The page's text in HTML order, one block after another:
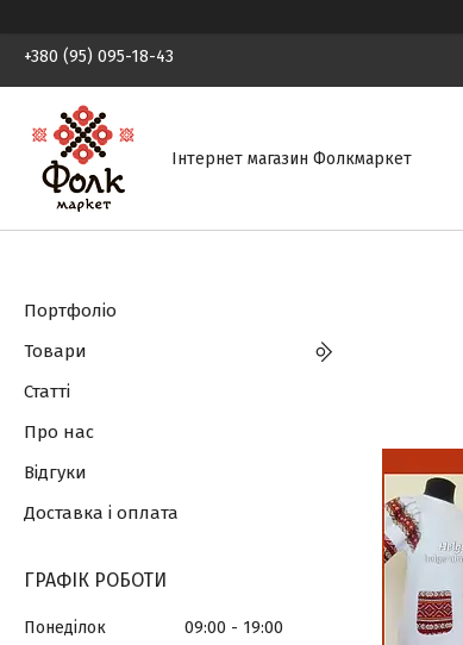
+380 (95) 095-18-43
Інтернет магазин Фолкмаркет
Портфоліо
Товари
Статті
Про нас
Відгуки
Доставка і оплата
ГРАФІК РОБОТИ
Понеділок 09:00
19:00